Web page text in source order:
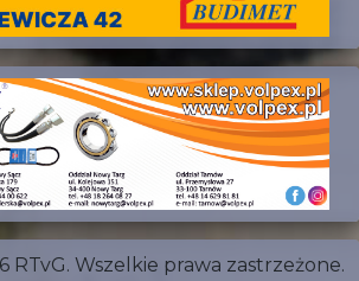
RTvG. Wszelkie prawa zastrzeżone.